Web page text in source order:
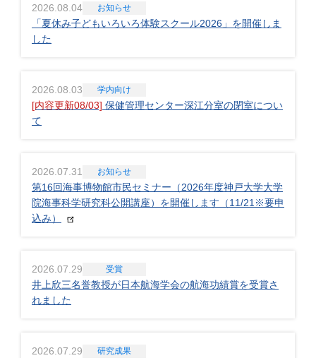
2026.08.04 お知らせ
「夏休み子どもいろいろ体験スクール2026」を開催しま
した
2026.08.03 学内向け
[内容更新08/03] 保健管理センター深江分室の閉室につい
て
2026.07.31 お知らせ
第16回海事博物館市民セミナー（2026年度神戸大学大学
院海事科学研究科公開講座）を開催します（11/21※要申
込み）
2026.07.29 受賞
井上欣三名誉教授が日本航海学会の航海功績賞を受賞さ
れました
2026.07.29 研究成果